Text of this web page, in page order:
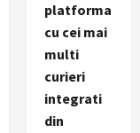
platforma
cu cei mai
multi
curieri
integrati
din